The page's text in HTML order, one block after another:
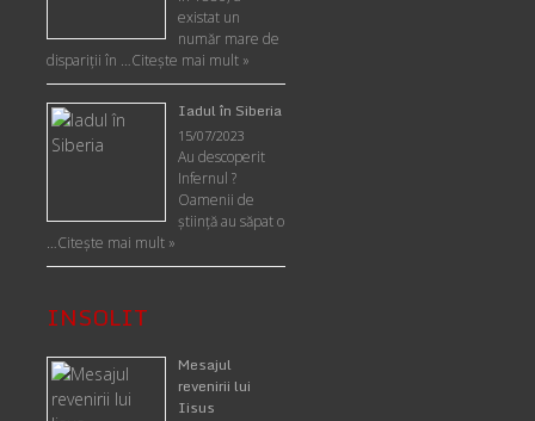
existat un
număr mare de
dispariții în …Citește mai mult »
Iadul în Siberia
15/07/2023
Au descoperit
Infernul ?
Oamenii de
ştiinţă au săpat o
…Citește mai mult »
INSOLIT
Mesajul
revenirii lui
Iisus